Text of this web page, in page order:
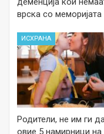
врска со меморијата
ИСХРАНА
Родители, не им ги
овие 5 намирници на